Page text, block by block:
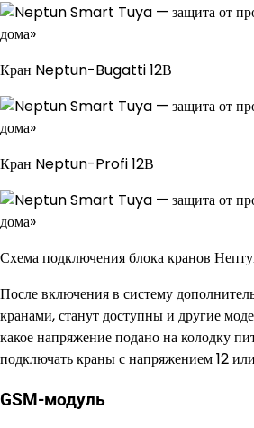
Кран Neptun-Bugatti 12В
Кран Neptun-Profi 12В
Схема подключения блока кранов
После включения в систему
кранами, станут доступны и другие
какое напряжение подано на колодку
подключать краны с напряжением 12
GSM-модуль